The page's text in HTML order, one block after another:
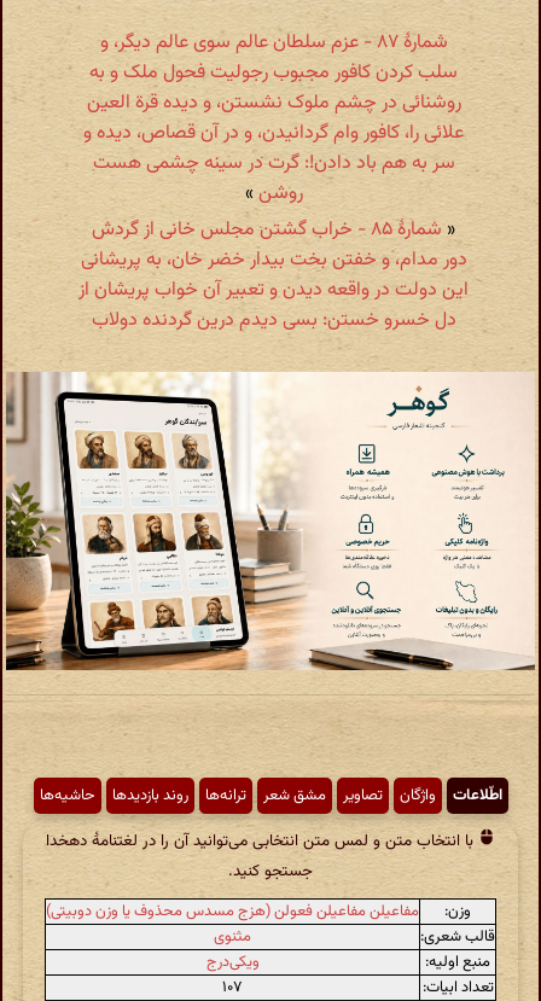
شمارهٔ ۸۷ - عزم سلطان عالم سوی عالم دیگر، و
سلب کردن کافور مجبوب رجولیت فحول ملک و به
روشنائی در چشم ملوک نشستن، و دیده قرة العین
علائی را، کافور وام گردانیدن، و در آن قصاص، دیده و
سر به هم باد دادن!: گرت در سینه چشمی هست
روشن»
«
شمارهٔ ۸۵ - خراب گشتن مجلس خانی از گردش
دور مدام، و خفتن بخت بیدار خضر خان، به پریشانی
این دولت در واقعه دیدن و تعبیر آن خواب پریشان از
دل خسرو خستن: بسی دیدم درین گردنده دولاب
اطّلاعات واژگان تصاویر مشق شعر ترانه‌ها روند بازدیدها حاشیه‌ها
با انتخاب متن و لمس متن انتخابی می‌توانید آن را در لغتنامهٔ دهخدا
جستجو کنید.
وزن:
مفاعیلن مفاعیلن فعولن (هزج مسدس محذوف یا وزن دوبیتی)
قالب شعری:
مثنوی
منبع اولیه:
ویکی‌درج
تعداد ابیات:
۱۰۷